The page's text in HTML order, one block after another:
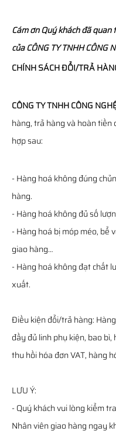
Cám ơn Quý khách đã
củaCÔNG TY TNHH CÔNG
CHÍNH SÁCH ĐỔI/TRẢ
CÔNG TY TNHH CÔNG
hàng, trả hàng và hoàn
hợp sau:
- Hàng hoá không đúng
hàng.
- Hàng hoá không đủ số
- Hàng hoá bị móp méo, bể
giao hàng…
- Hàng hoá không đạt chất
xuất.
Điều kiện đổi/trả hàng:
đầy đủ linh phụ kiện, bao
thu hồi hóa đơn VAT, hàng
LƯU Ý:
- Quý khách vui lòng kiểm
Nhân viên giao hàng ngay